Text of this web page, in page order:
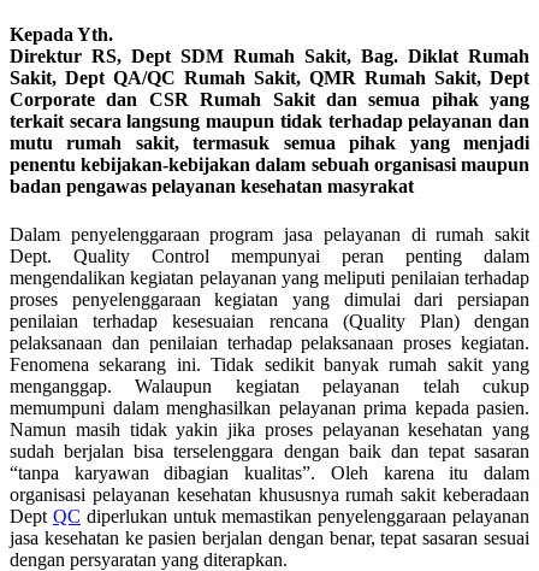
Kepada Yth.
Direktur RS, Dept SDM Rumah Sakit, Bag. Diklat Rumah
Sakit, Dept QA/QC Rumah Sakit, QMR Rumah Sakit, Dept
Corporate dan CSR Rumah Sakit dan semua pihak yang
terkait secara langsung maupun tidak terhadap pelayanan dan
mutu rumah sakit, termasuk semua pihak yang menjadi
penentu kebijakan-kebijakan dalam sebuah organisasi maupun
badan pengawas pelayanan kesehatan masyrakat
Dalam penyelenggaraan program jasa pelayanan di rumah sakit
Dept. Quality Control mempunyai peran penting dalam
mengendalikan kegiatan pelayanan yang meliputi penilaian terhadap
proses penyelenggaraan kegiatan yang dimulai dari persiapan
penilaian terhadap kesesuaian rencana (Quality Plan) dengan
pelaksanaan dan penilaian terhadap pelaksanaan proses kegiatan.
Fenomena sekarang ini. Tidak sedikit banyak rumah sakit yang
menganggap. Walaupun kegiatan pelayanan telah cukup
memumpuni dalam menghasilkan pelayanan prima kepada pasien.
Namun masih tidak yakin jika proses pelayanan kesehatan yang
sudah berjalan bisa terselenggara dengan baik dan tepat sasaran
“tanpa karyawan dibagian kualitas”. Oleh karena itu dalam
organisasi pelayanan kesehatan khususnya rumah sakit keberadaan
Dept QC diperlukan untuk memastikan penyelenggaraan pelayanan
jasa kesehatan ke pasien berjalan dengan benar, tepat sasaran sesuai
dengan persyaratan yang diterapkan.